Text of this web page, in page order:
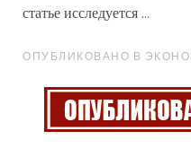
статье исследуется ...
ОПУБЛИКОВАНО В